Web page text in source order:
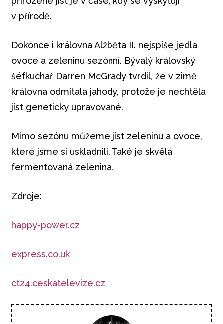
v přírodě.
Dokonce i královna Alžběta II. nejspíše jedla
ovoce a zeleninu sezónní. Bývalý královský
šéfkuchař Darren McGrady tvrdil, že v zimě
královna odmítala jahody, protože je nechtěla
jíst geneticky upravované.
Mimo sezónu můžeme jíst zeleninu a ovoce,
které jsme si uskladnili. Také je skvělá
fermentovaná zelenina.
Zdroje:
happy-power.cz
express.co.uk
ct24.ceskatelevize.cz